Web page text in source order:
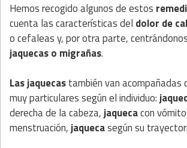
Hemos recogido algunos de estos
cuenta las características del dolor de
o cefaleas y, por otra parte,
jaquecas o migrañas.
Las jaquecastambién van acompañadas
muy particulares según el individuo:
derecha de la cabeza,jaquecacon
menstruación,jaquecasegún su